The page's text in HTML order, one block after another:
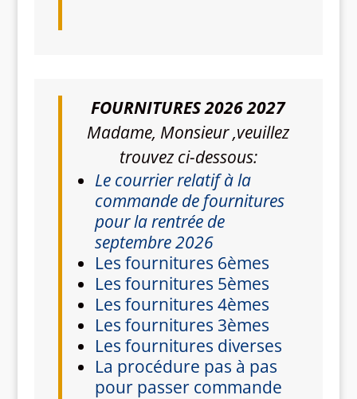
FOURNITURES 2026 2027
Madame, Monsieur ,veuillez
trouvez ci-dessous:
Le courrier relatif à la
commande de fournitures
pour la rentrée de
septembre 2026
Les fournitures 6èmes
Les fournitures 5èmes
Les fournitures 4èmes
Les fournitures 3èmes
Les fournitures diverses
La procédure pas à pas
pour passer commande